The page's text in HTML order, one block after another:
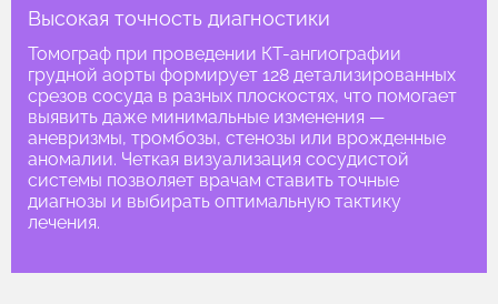
Высокая точность диагностики
Томограф при проведении КТ-ангиографии
грудной аорты формирует 128 детализированных
срезов сосуда в разных плоскостях, что помогает
выявить даже минимальные изменения —
аневризмы, тромбозы, стенозы или врожденные
аномалии. Четкая визуализация сосудистой
системы позволяет врачам ставить точные
диагнозы и выбирать оптимальную тактику
лечения.